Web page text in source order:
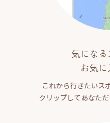
気にな
お気
これから行きたいス
クリップしてあなた